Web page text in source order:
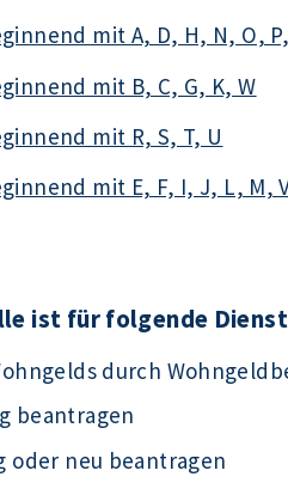
mit A, D, H, N, O,
mit B, C, G, K, W
mit R, S, T, U
mit E, F, I, J, L, M,
ist für folgende
durch
beantragen
oder neu beantragen